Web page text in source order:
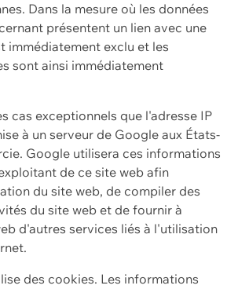
Dans la mesure où les données
présentent un lien avec une
immédiatement exclu et les
sont ainsi immédiatement
cas exceptionnels que l'adresse IP
à un serveur de Google aux États-
Google utilisera ces informations
de ce site web afin
du site web, de compiler des
du site web et de fournir à
d'autres services liés à l'utilisation
des cookies. Les informations